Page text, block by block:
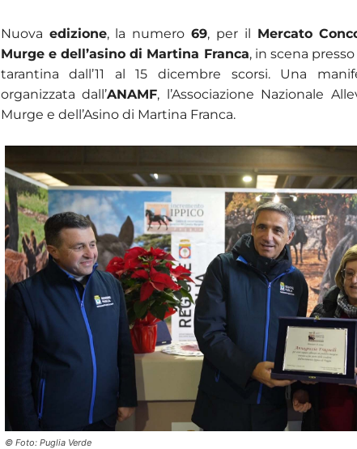
Nuova edizione, la numero69, per il Mercato
Murge e dell’asino di Martina Franca, in scena
tarantina dall’11 al 15 dicembre scorsi. Una
organizzata dall’ANAMF, l’Associazione Nazionale
Murge e dell’Asino di Martina Franca.
© Foto: Puglia Verde